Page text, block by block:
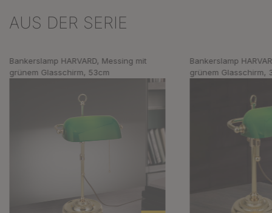
Produktgalerie überspringen
AUS DER SERIE
Bankerslamp HARVARD, Messing mit
grünem Glasschirm, 53cm
Bankerslamp
grünem Glasschirm,